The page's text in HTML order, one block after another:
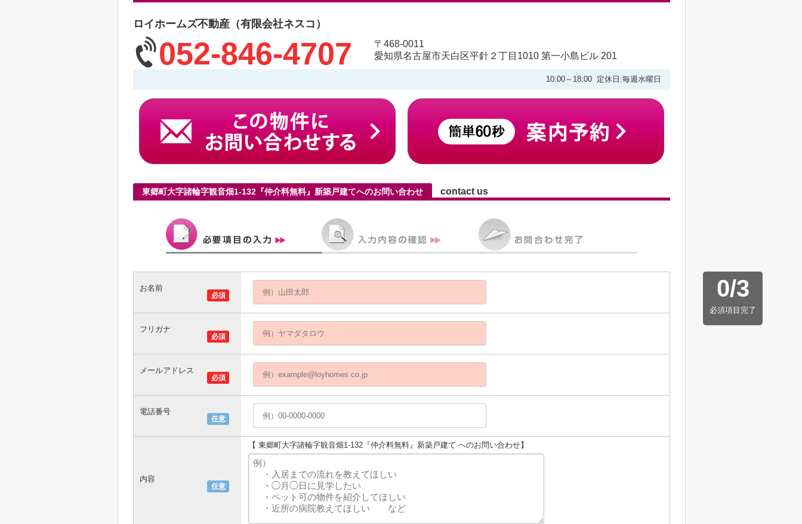
ロイホームズ不動産（有限会社ネスコ）
052-846-4707
〒468-0011
愛知県名古屋市天白区平針２丁目1010 第一小島ビル 201
10:00～18:00 定休日:毎週水曜日
東郷町大字諸輪字観音畑1-132『仲介料無料』新築戸建てへのお問い合わせ contact us
0/3
必須項目完了
必須
お名前
必須
フリガナ
必須
メールアドレス
任意
電話番号
任意
内容
【 東郷町大字諸輪字観音畑1-132『仲介料無料』新築戸建て へのお問い合わせ】